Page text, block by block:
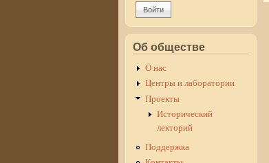
Об обществе
О нас
Центры и лаборатории
Проекты
Исторический
лекторий
Поддержка